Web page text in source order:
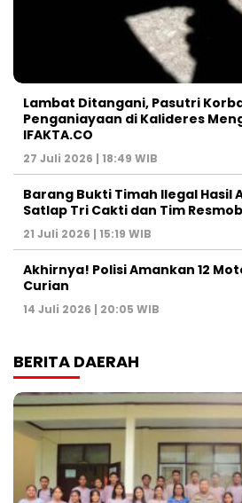
Lambat Ditangani, Pasutri
Penganiayaan di Kalideres
IFAKTA.CO
27 Juli 2026 | 18:49 WIB
Barang Bukti Timah Ilegal Hasil
Satlap Tri Cakti dan Tim
21 Juli 2026 | 15:19 WIB
Akhirnya! Polisi Amankan 12
Curian
14 Juli 2026 | 20:05 WIB
BERITA DAERAH